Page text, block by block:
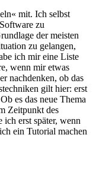
mit. Ich selbst
zu
der meisten
zu gelangen,
ich mir eine Liste
wenn mir etwas
nachdenken, ob das
gilt hier: erst
es das neue Thema
Zeitpunkt des
erst später, wenn
ein Tutorial machen